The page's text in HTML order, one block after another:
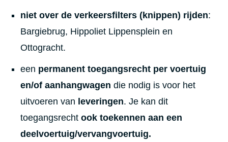
niet over de verkeersfilters (knippen) rijden:
Bargiebrug, Hippoliet Lippensplein en
Ottogracht.
een permanent toegangsrecht per voertuig
en/of aanhangwagen die nodig is voor het
uitvoeren van leveringen. Je kan dit
toegangsrecht ook toekennen aan een
deelvoertuig/vervangvoertuig.